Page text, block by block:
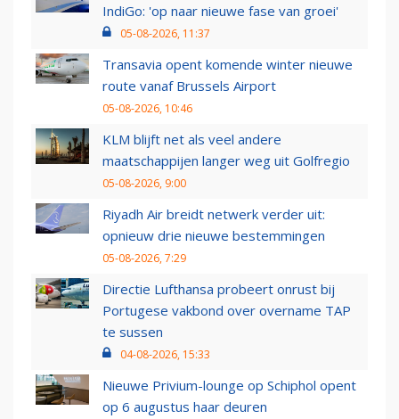
IndiGo: 'op naar nieuwe fase van groei'
05-08-2026, 11:37
Transavia opent komende winter nieuwe
route vanaf Brussels Airport
05-08-2026, 10:46
KLM blijft net als veel andere
maatschappijen langer weg uit Golfregio
05-08-2026, 9:00
Riyadh Air breidt netwerk verder uit:
opnieuw drie nieuwe bestemmingen
05-08-2026, 7:29
Directie Lufthansa probeert onrust bij
Portugese vakbond over overname TAP
te sussen
04-08-2026, 15:33
Nieuwe Privium-lounge op Schiphol opent
op 6 augustus haar deuren